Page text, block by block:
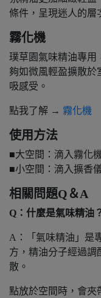
條件，呈現迷人的層
霧化機
璞草園氣味精油專用
夠如微風輕盈擴散於
吸感受。
點我了解 → 霧化機
使用方法
■大空間：滴入霧化
■小空間：滴入擴香
相關問題Q＆A
Q：什麼是氣味精油
A：「氣味精油」是
方，精油分子經過調
散。
點放於空間時，會夾